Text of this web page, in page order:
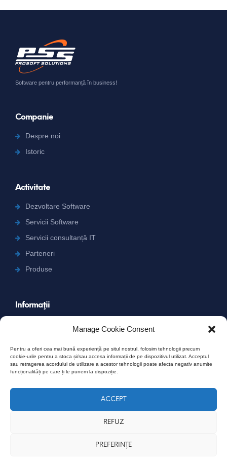
Manage Cookie Consent
Pentru a oferi cea mai bună experiență pe situl nostrul, folosim tehnologii precum
cookie-urile pentru a stoca și/sau accesa informații de pe dispozitivul utilizat. Acceptul
sau retragerea acordului de utilizare a acestor tehnologii poate afecta negativ anumite
funcționalități pe care ți le punem la dispoziție.
ACCEPT
REFUZ
PREFERINȚE
Software pentru performanță în business!
Companie
Despre noi
Istoric
Activitate
Dezvoltare Software
Servicii Software
Servicii consultanță IT
Parteneri
Produse
Informaţii
Termeni şi condiţii
Confidențialitate
Cookie Policy (EU)
PSS - Prosoft Solutions © 2026